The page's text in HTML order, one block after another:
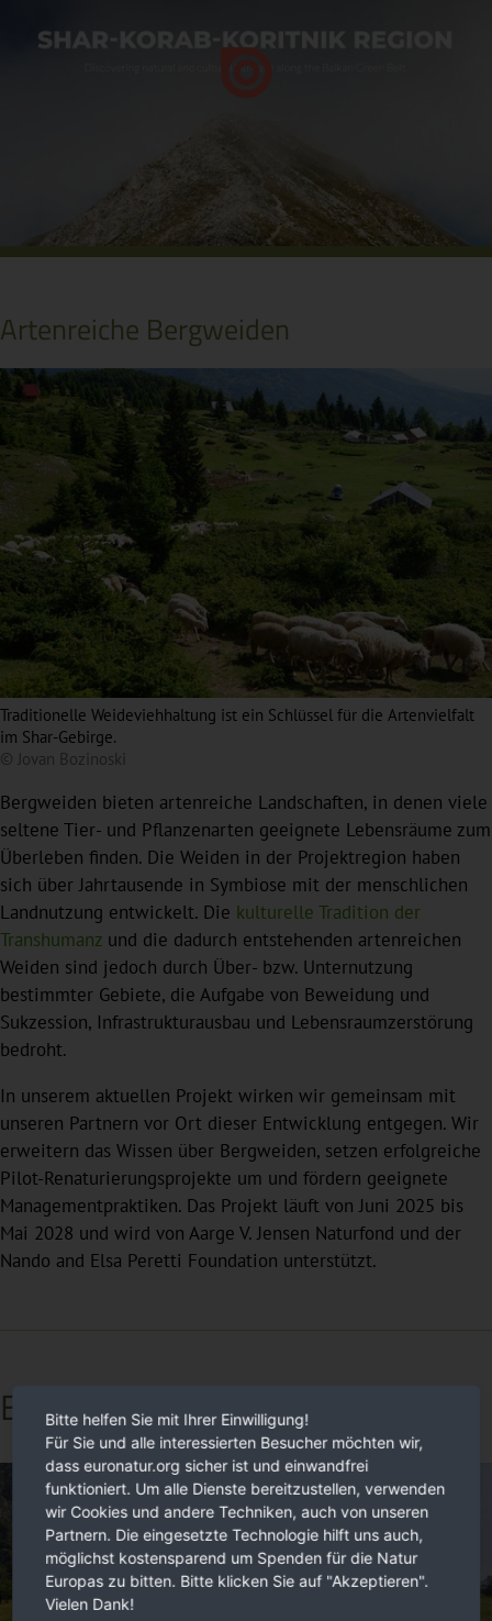
Datei von issuu.com eingebunden. Dadurch wird Ihre IP-
Adresse an den externen Server übertragen. Weitere
Details finden Sie in unserer Datenschutzerklärung.
Artenreiche Bergweiden
Traditionelle Weideviehhaltung ist ein Schlüssel für die Artenvielfalt
im Shar-Gebirge.
© Jovan Bozinoski
Bergweiden bieten artenreiche Landschaften, in denen viele
seltene Tier- und Pflanzenarten geeignete Lebensräume zum
Überleben finden. Die Weiden in der Projektregion haben
sich über Jahrtausende in Symbiose mit der menschlichen
Landnutzung entwickelt. Die kulturelle Tradition der
Transhumanz und die dadurch entstehenden artenreichen
Weiden sind jedoch durch Über- bzw. Unternutzung
bestimmter Gebiete, die Aufgabe von Beweidung und
Sukzession, Infrastrukturausbau und Lebensraumzerstörung
bedroht.
In unserem aktuellen Projekt wirken wir gemeinsam mit
unseren Partnern vor Ort dieser Entwicklung entgegen. Wir
erweitern das Wissen über Bergweiden, setzen erfolgreiche
Pilot-Renaturierungsprojekte um und fördern geeignete
Managementpraktiken. Das Projekt läuft von Juni 2025 bis
Mai 2028 und wird von Aarge V. Jensen Naturfond und der
Nando and Elsa Peretti Foundation unterstützt.
BESTbelt
Bitte helfen Sie mit Ihrer Einwilligung!
Für Sie und alle interessierten Besucher möchten wir,
dass euronatur.org sicher ist und einwandfrei
funktioniert. Um alle Dienste bereitzustellen, verwenden
wir Cookies und andere Techniken, auch von unseren
Partnern. Die eingesetzte Technologie hilft uns auch,
möglichst kostensparend um Spenden für die Natur
Europas zu bitten. Bitte klicken Sie auf "Akzeptieren".
Vielen Dank!